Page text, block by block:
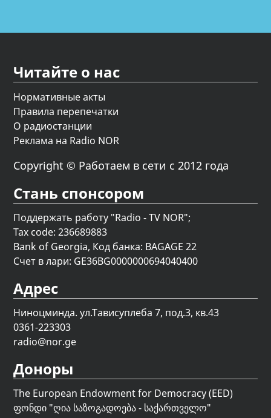
Читайте о нас
Нормативные акты
Правила перепечатки
О радиостанции
Реклама на Radio NOR
Copyright © Работаем в сети с 2012 года
Стань спонсором
Поддержать работу "Radio - TV NOR";
Tax code: 236689883
Bank of Georgia, Код банка: BAGAGE 22
Счет в лари: GE36BG0000000694040400
Адрес
Ниноцминда. ул.Тависуплеба 7, под.3, кв.43
0361-223303
radio@nor.ge
Доноры
The European Endowment for Democracy (EED)
ფონდი "ღია საზოგადოება - საქართველო"